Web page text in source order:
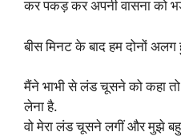
कर पकड़ कर अपनी वासना को
बीस मिनट के बाद हम दोनों अलग
मैंने भाभी से लंड चूसने को कहा तो
लेना है.
वो मेरा लंड चूसने लगीं और मुझे